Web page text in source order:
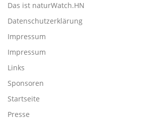
Das ist naturWatch.HN
Datenschutzerklärung
Impressum
Impressum
Links
Sponsoren
Startseite
Presse